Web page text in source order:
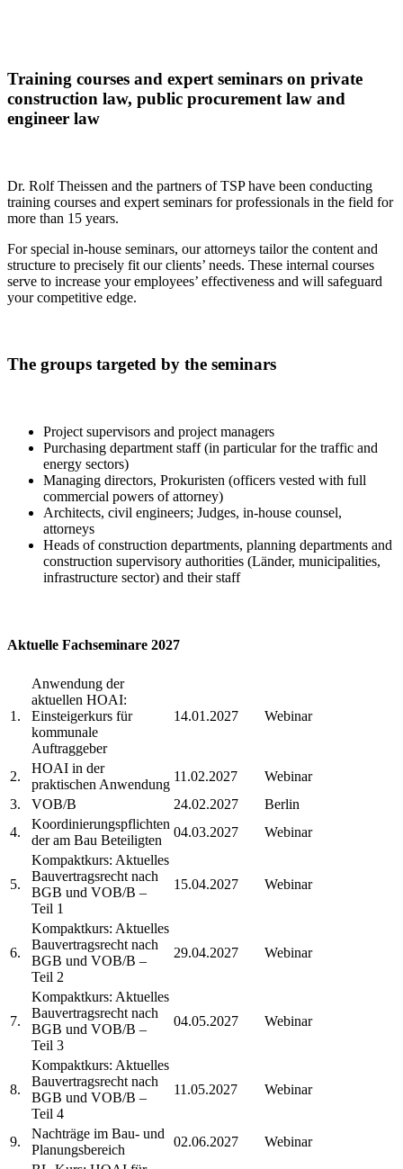
Training courses and expert seminars on private
construction law, public procurement law and
engineer law
Dr. Rolf Theissen and the partners of TSP have been conducting
training courses and expert seminars for professionals in the field for
more than 15 years.
For special in-house seminars, our attorneys tailor the content and
structure to precisely fit our clients’ needs. These internal courses
serve to increase your employees’ effectiveness and will safeguard
your competitive edge.
The groups targeted by the seminars
Project supervisors and project managers
Purchasing department staff (in particular for the traffic and
energy sectors)
Managing directors, Prokuristen (officers vested with full
commercial powers of attorney)
Architects, civil engineers; Judges, in-house counsel,
attorneys
Heads of construction departments, planning departments and
construction supervisory authorities (Länder, municipalities,
infrastructure sector) and their staff
Aktuelle Fachseminare 2027
1.
Anwendung der
aktuellen HOAI:
Einsteigerkurs für
kommunale
Auftraggeber
14.01.2027 Webinar
2.
HOAI in der
praktischen Anwendung
11.02.2027
Webinar
3.
VOB/B 24.02.2027
Berlin
4.
Koordinierungspflichten
der am Bau Beteiligten
04.03.2027 Webinar
5.
Kompaktkurs: Aktuelles
Bauvertragsrecht nach
BGB und VOB/B –
Teil 1
15.04.2027 Webinar
6.
Kompaktkurs: Aktuelles
Bauvertragsrecht nach
BGB und VOB/B –
Teil 2
29.04.2027 Webinar
7.
Kompaktkurs: Aktuelles
Bauvertragsrecht nach
BGB und VOB/B –
Teil 3
04.05.2027 Webinar
8.
Kompaktkurs: Aktuelles
Bauvertragsrecht nach
BGB und VOB/B –
Teil 4
11.05.2027 Webinar
9.
Nachträge im Bau- und
Planungsbereich
02.06.2027
Webinar